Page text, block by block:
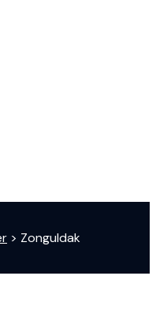
> Zonguldak